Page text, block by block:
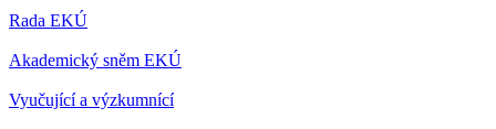
Rada EKÚ
Akademický sněm EKÚ
Vyučující a výzkumnící